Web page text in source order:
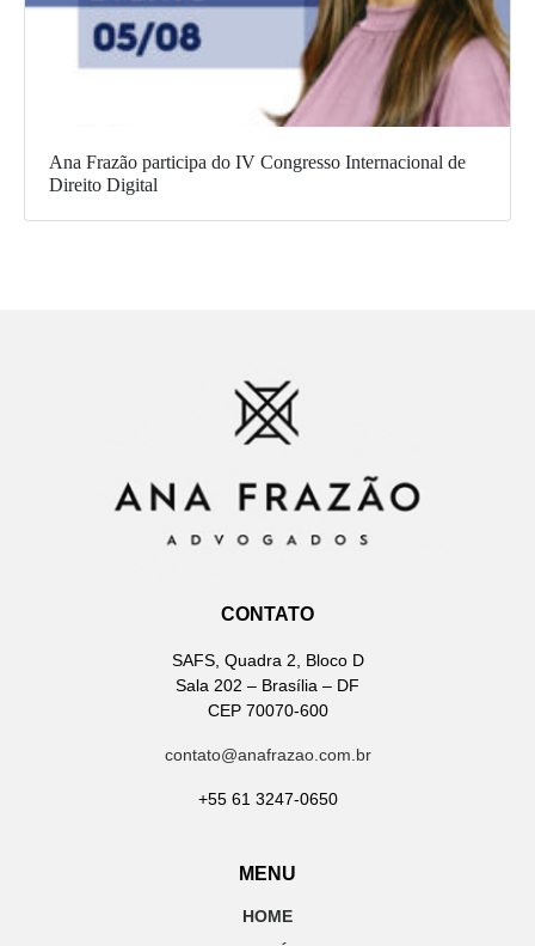
Ana Frazão participa do IV Congresso Internacional de
Direito Digital
CONTATO
SAFS, Quadra 2, Bloco D
Sala 202 – Brasília – DF
CEP 70070-600
contato@anafrazao.com.br
+55 61 3247-0650
MENU
HOME